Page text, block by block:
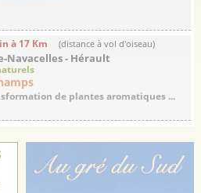
à 17 Km (distance à vol d'oiseau)
Navacelles - Hérault
de plantes aromatiques ...